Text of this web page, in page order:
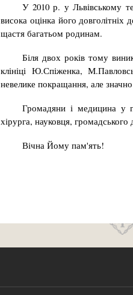
У 2010 р. у Львівському
висока оцінка його
щастя багатьом родинам.
Біля двох років тому
клініці Ю.Спіженка,
невелике покращання, але
Громадяни і медицина у
хірурга, науковця, громадського
Вічна Йому пам'ять!